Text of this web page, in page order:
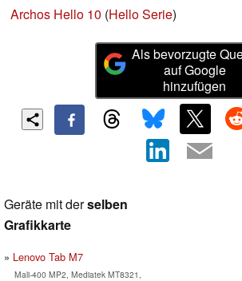
Archos Hello 10 (Hello Serie)
Als bevorzugte
auf Google
hinzufügen
Geräte mit derselben
Grafikkarte
Lenovo Tab M7
Mali-400 MP2, Mediatek MT8321,